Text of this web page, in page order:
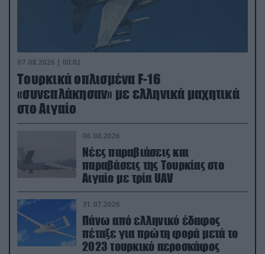
07.08.2026 | 00:02
Τουρκικά οπλισμένα F-16
«συνεπλάκησαν» με ελληνικά μαχητικά
στο Αιγαίο
06.08.2026
Νέες παραβιάσεις και
παραβάσεις της Τουρκίας στο
Αιγαίο με τρία UAV
31.07.2026
Πάνω από ελληνικό έδαφος
πέταξε για πρώτη φορά μετά το
2023 τουρκικό αεροσκάφος